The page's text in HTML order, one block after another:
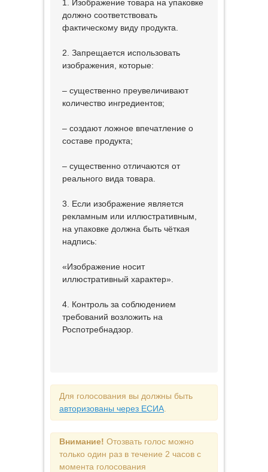
1. Изображение товара на упаковке
должно соответствовать
фактическому виду продукта.
2. Запрещается использовать
изображения, которые:
– существенно преувеличивают
количество ингредиентов;
– создают ложное впечатление о
составе продукта;
– существенно отличаются от
реального вида товара.
3. Если изображение является
рекламным или иллюстративным,
на упаковке должна быть чёткая
надпись:
«Изображение носит
иллюстративный характер».
4. Контроль за соблюдением
требований возложить на
Роспотребнадзор.
Для голосования вы должны быть
авторизованы через ЕСИА
Внимание! Отозвать голос можно
только один раз в течение 2 часов с
момента голосования